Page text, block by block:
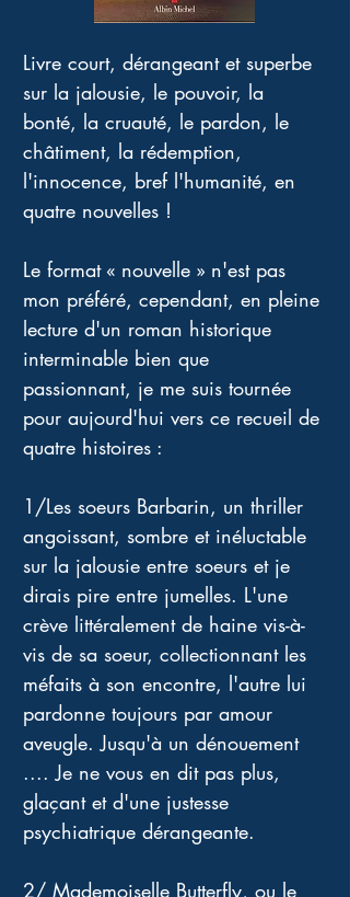
Livre court, dérangeant et superbe
sur la jalousie, le pouvoir, la
bonté, la cruauté, le pardon, le
châtiment, la rédemption,
l'innocence, bref l'humanité, en
quatre nouvelles !
Le format « nouvelle » n'est pas
mon préféré, cependant, en pleine
lecture d'un roman historique
interminable bien que
passionnant, je me suis tournée
pour aujourd'hui vers ce recueil de
quatre histoires :
1/Les soeurs Barbarin, un thriller
angoissant, sombre et inéluctable
sur la jalousie entre soeurs et je
dirais pire entre jumelles. L'une
crève littéralement de haine vis-à-
vis de sa soeur, collectionnant les
méfaits à son encontre, l'autre lui
pardonne toujours par amour
aveugle. Jusqu'à un dénouement
.... Je ne vous en dit pas plus,
glaçant et d'une justesse
psychiatrique dérangeante.
2/ Mademoiselle Butterfly, ou le